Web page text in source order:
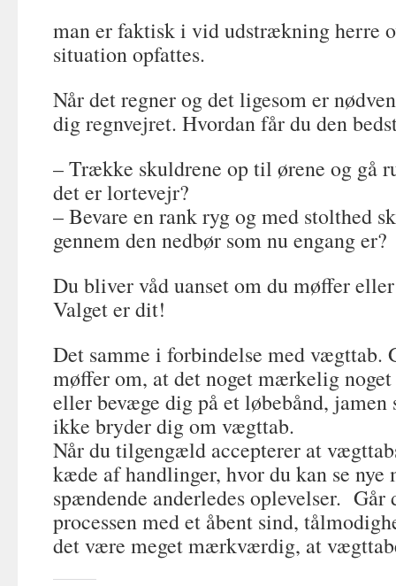
man er faktisk i vid udstrækning herre
situation opfattes.
Når det regner og det ligesom er
dig regnvejret. Hvordan får du den
– Trække skuldrene op til ørene og gå
det er lortevejr?
– Bevare en rank ryg og med stolthed
gennem den nedbør som nu engang er?
Du bliver våd uanset om du møffer
Valget er dit!
Det samme i forbindelse med vægttab.
møffer om, at det noget mærkelig
eller bevæge dig på et løbebånd, jamen
ikke bryder dig om vægttab.
Når du tilgengæld accepterer at
kæde af handlinger, hvor du kan se nye
spændende anderledes oplevelser. Går
processen med et åbent sind,
det være meget mærkværdig, at